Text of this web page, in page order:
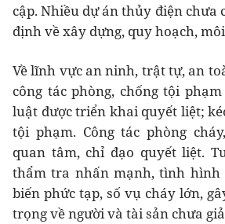
cập. Nhiều dự án thủy điện chưa
định về xây dựng, quy hoạch,
Về lĩnh vực an ninh, trật tự, an
công tác phòng, chống tội
luật được triển khai quyết liệt;
tội phạm. Công tác phòng
quan tâm, chỉ đạo quyết liệt.
thẩm tra nhấn mạnh, tình hình
biến phức tạp, số vụ cháy lớn,
trọng về người và tài sản chưa